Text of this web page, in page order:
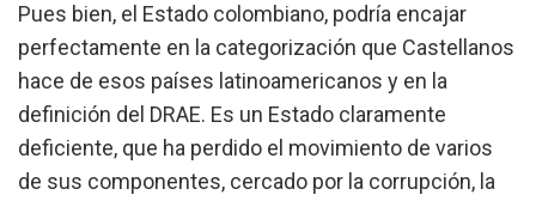
Pues bien, el Estado colombiano, podría encajar
perfectamente en la categorización que Castellanos
hace de esos países latinoamericanos y en la
definición del DRAE. Es un Estado claramente
deficiente, que ha perdido el movimiento de varios
de sus componentes, cercado por la corrupción, la